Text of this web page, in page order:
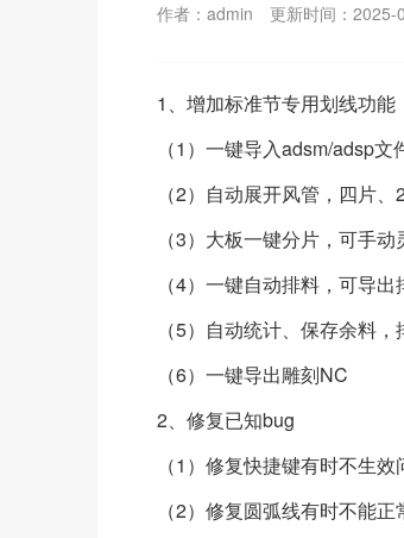
作者：admin 更新时间：2025-
1、增加标准节专用划线功能
（1）一键导入adsm/adsp文
（2）自动展开风管，四片
（3）大板一键分片，可手
（4）一键自动排料，可导出
（5）自动统计、保存余料
（6）一键导出雕刻NC
2、修复已知bug
（1）修复快捷键有时不生效
（2） 修复圆弧线有时不能正